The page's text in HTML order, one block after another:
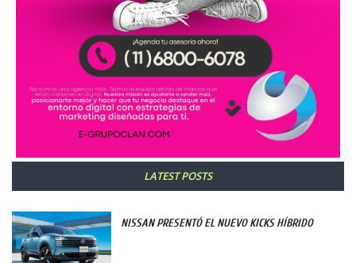
LATEST POSTS
NISSAN PRESENTÓ EL NUEVO KICKS HÍBRIDO